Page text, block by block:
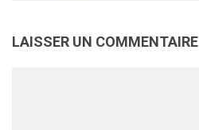
LAISSER UN COMMENTAIRE